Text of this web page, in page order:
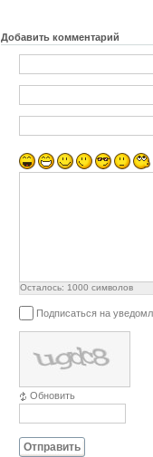
Добавить комментарий
Осталось: 1000 символов
Подписаться на
Обновить
Отправить